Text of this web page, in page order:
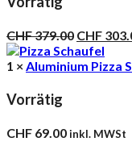
CHF379.00
Preis
war:
CHF
1 ×Aluminium Pizza
Vorrätig
CHF 69.00inkl. MWSt